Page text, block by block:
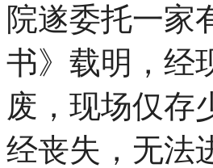
院遂委托一家
书》载明，经
废，现场仅存
经丧失，无法